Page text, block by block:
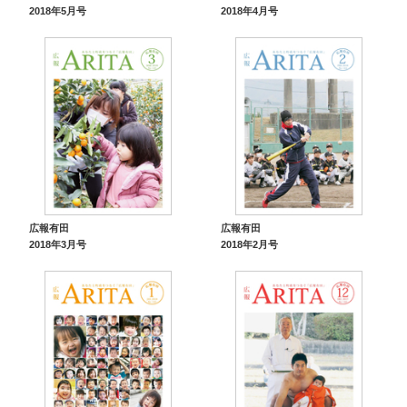
2018年5月号 2018年4月号
広報有田
2018年3月号
広報有田
2018年2月号